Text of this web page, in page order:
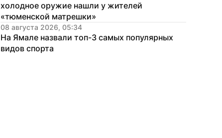
холодное оружие нашли у жителей
«тюменской матрешки»
08 августа 2026, 05:34
На Ямале назвали топ-3 самых популярных
видов спорта